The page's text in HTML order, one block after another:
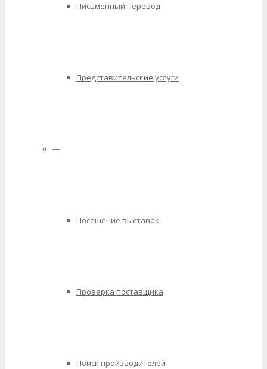
Письменный перевод
Представительские услуги
—
Посещение выставок
Проверка поставщика
Поиск производителей